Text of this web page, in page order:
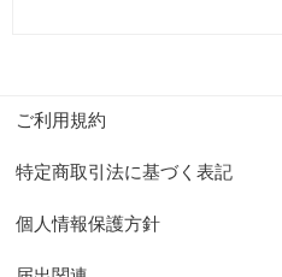
ご利用規約
特定商取引法に基づく表記
個人情報保護方針